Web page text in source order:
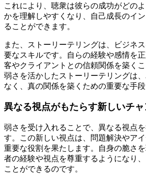
これにより、聴衆は彼らの成功がどの
かを理解しやすくなり、自己成長のイ
ることができます。
また、ストーリーテリングは、ビジネ
要なスキルです。自らの経験や感情を
客やクライアントとの信頼関係を築くこ
弱さを活かしたストーリーテリングは
なく、真の関係を築くための重要な手段
異なる視点がもたらす新しいチャ
弱さを受け入れることで、異なる視点
す。この新しい視点は、問題解決やア
重要な役割を果たします。自身の脆さ
者の経験や視点を尊重するようになり
ことができるのです。